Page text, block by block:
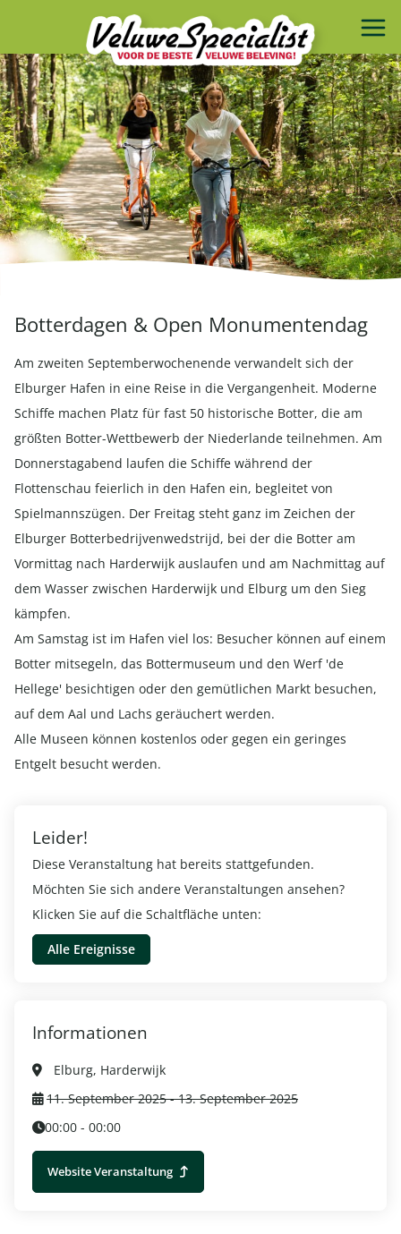
Botterdagen & Open Monumentendag
Am zweiten Septemberwochenende verwandelt sich der
Elburger Hafen in eine Reise in die Vergangenheit. Moderne
Schiffe machen Platz für fast 50 historische Botter, die am
größten Botter-Wettbewerb der Niederlande teilnehmen. Am
Donnerstagabend laufen die Schiffe während der
Flottenschau feierlich in den Hafen ein, begleitet von
Spielmannszügen. Der Freitag steht ganz im Zeichen der
Elburger Botterbedrijvenwedstrijd, bei der die Botter am
Vormittag nach Harderwijk auslaufen und am Nachmittag auf
dem Wasser zwischen Harderwijk und Elburg um den Sieg
kämpfen.
Am Samstag ist im Hafen viel los: Besucher können auf einem
Botter mitsegeln, das Bottermuseum und den Werf 'de
Hellege' besichtigen oder den gemütlichen Markt besuchen,
auf dem Aal und Lachs geräuchert werden.
Alle Museen können kostenlos oder gegen ein geringes
Entgelt besucht werden.
Leider!
Diese Veranstaltung hat bereits stattgefunden.
Möchten Sie sich andere Veranstaltungen ansehen?
Klicken Sie auf die Schaltfläche unten:
Alle Ereignisse
Informationen
Elburg, Harderwijk
11. September 2025 - 13. September 2025
00:00 - 00:00
Website Veranstaltung